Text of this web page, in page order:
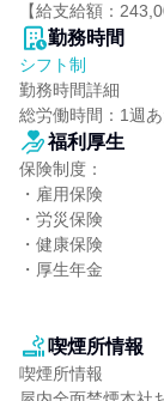
【給支給額：
勤務時間
シフト制
勤務時間詳細
総労働時間：1週
福利厚生
保険制度：
・雇用保険
・労災保険
・健康保険
・厚生年金
喫煙所情報
喫煙所情報